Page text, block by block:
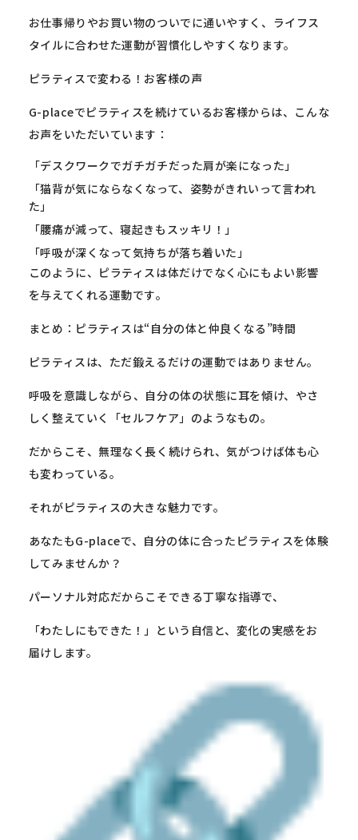
お仕事帰りやお買い物のついでに通いやすく、 ライフス
タイルに合わせた運動が習慣化しやすくなります。
ピラティスで変わる！お客様の声
G-placeでピラティスを続けているお客様からは、 こんな
お声をいただいています：
「デスクワークでガチガチだった肩が楽になった」
「猫背が気にならなくなって、姿勢がきれいって言われ
た」
「腰痛が減って、寝起きもスッキリ！」
「呼吸が深くなって気持ちが落ち着いた」
このように、 ピラティスは体だけでなく心にもよい影響
を与えてくれる運動です。
まとめ：ピラティスは“自分の体と仲良くなる”時間
ピラティスは、ただ鍛えるだけの運動ではありません。
呼吸を意識しながら、自分の体の状態に耳を傾け、 やさ
しく整えていく「セルフケア」のようなもの。
だからこそ、無理なく長く続けられ、気がつけば体も心
も変わっている。
それがピラティスの大きな魅力です。
あなたもG-placeで、 自分の体に合ったピラティスを体験
してみませんか？
パーソナル対応だからこそできる丁寧な指導で、
「わたしにもできた！」という自信と、 変化の実感をお
届けします。